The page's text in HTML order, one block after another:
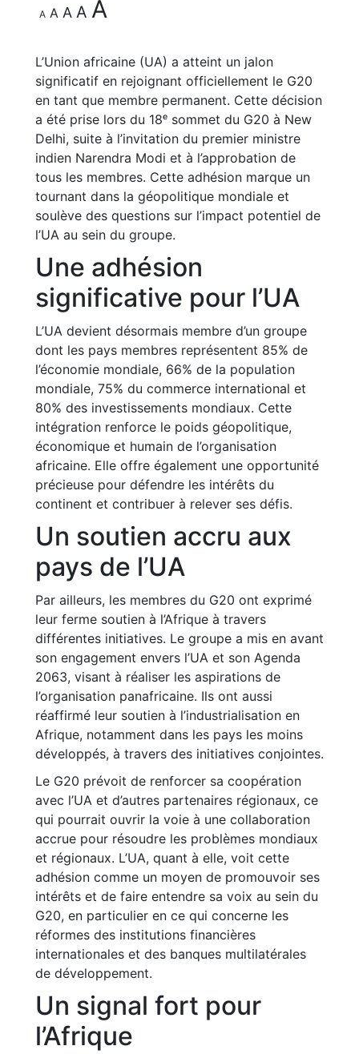
A A A A A
L’Union africaine (UA) a atteint un jalon
significatif en rejoignant officiellement le G20
en tant que membre permanent. Cette décision
a été prise lors du 18ᵉ sommet du G20 à New
Delhi, suite à l’invitation du premier ministre
indien Narendra Modi et à l’approbation de
tous les membres. Cette adhésion marque un
tournant dans la géopolitique mondiale et
soulève des questions sur l’impact potentiel de
l’UA au sein du groupe.
Une adhésion
significative pour l’UA
L’UA devient désormais membre d’un groupe
dont les pays membres représentent 85% de
l’économie mondiale, 66% de la population
mondiale, 75% du commerce international et
80% des investissements mondiaux. Cette
intégration renforce le poids géopolitique,
économique et humain de l’organisation
africaine. Elle offre également une opportunité
précieuse pour défendre les intérêts du
continent et contribuer à relever ses défis.
Un soutien accru aux
pays de l’UA
Par ailleurs, les membres du G20 ont exprimé
leur ferme soutien à l’Afrique à travers
différentes initiatives. Le groupe a mis en avant
son engagement envers l’UA et son Agenda
2063, visant à réaliser les aspirations de
l’organisation panafricaine. Ils ont aussi
réaffirmé leur soutien à l’industrialisation en
Afrique, notamment dans les pays les moins
développés, à travers des initiatives conjointes.
Le G20 prévoit de renforcer sa coopération
avec l’UA et d’autres partenaires régionaux, ce
qui pourrait ouvrir la voie à une collaboration
accrue pour résoudre les problèmes mondiaux
et régionaux. L’UA, quant à elle, voit cette
adhésion comme un moyen de promouvoir ses
intérêts et de faire entendre sa voix au sein du
G20, en particulier en ce qui concerne les
réformes des institutions financières
internationales et des banques multilatérales
de développement.
Un signal fort pour
l’Afrique